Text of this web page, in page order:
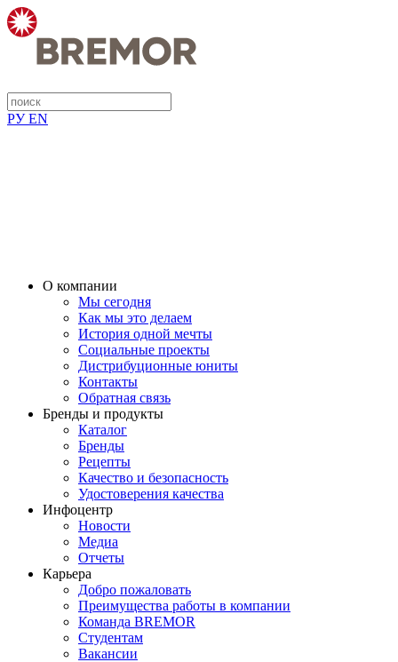
РУ EN
О компании
Мы сегодня
Как мы это делаем
История одной мечты
Социальные проекты
Дистрибуционные юниты
Контакты
Обратная связь
Бренды и продукты
Каталог
Бренды
Рецепты
Качество и безопасность
Удостоверения качества
Инфоцентр
Новости
Медиа
Отчеты
Карьера
Добро пожаловать
Преимущества работы в компании
Команда BREMOR
Студентам
Вакансии